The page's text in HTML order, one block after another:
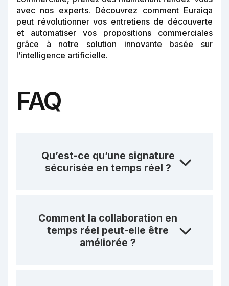
avec nos experts. Découvrez comment Euraiqa
peut révolutionner vos entretiens de découverte
et automatiser vos propositions commerciales
grâce à notre solution innovante basée sur
l’intelligence artificielle.
FAQ
Qu’est-ce qu’une signature
sécurisée en temps réel ?
Comment la collaboration en
temps réel peut-elle être
améliorée ?